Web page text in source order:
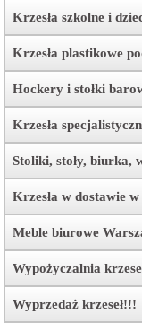
Krzesła szkolne i
Krzesła plastikowe
Hockery i stołki
Krzesła
Stoliki, stoły, biurka,
Krzesła w dostawie
Meble biurowe
Wypożyczalnia
Wyprzedaż krzeseł!!!